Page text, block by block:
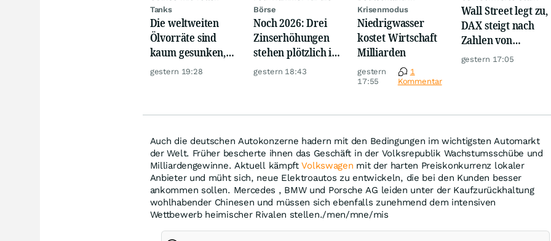
Tanks
Die weltweiten
Ölvorräte sind
kaum gesunken,
trotz Krise
gestern 19:28
Börse
Noch 2026: Drei
Zinserhöhungen
stehen plötzlich im
Raum
gestern 18:43
Krisenmodus
Niedrigwasser
kostet Wirtschaft
Milliarden
gestern
17:55
1
Kommentar
Wall Street legt zu,
DAX steigt nach
Zahlen von
Telekom, Henkel
gestern 17:05
Auch die deutschen Autokonzerne hadern mit den Bedingungen im wichtigsten Automarkt
der Welt. Früher bescherte ihnen das Geschäft in der Volksrepublik Wachstumsschübe und
Milliardengewinne. Aktuell kämpftVolkswagen mit der harten Preiskonkurrenz lokaler
Anbieter und müht sich, neue Elektroautos zu entwickeln, die bei den Kunden besser
ankommen sollen. Mercedes , BMW und Porsche AG leiden unter der Kaufzurückhaltung
wohlhabender Chinesen und müssen sich ebenfalls zunehmend dem intensiven
Wettbewerb heimischer Rivalen stellen./men/mne/mis